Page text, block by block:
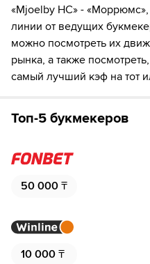
«Mjoelby HC» -
линии от ведущих
можно посмотреть их
рынка, а также
самый лучший кэф на тот
Топ-5 букмекеров
50 000 ₸
10 000 ₸